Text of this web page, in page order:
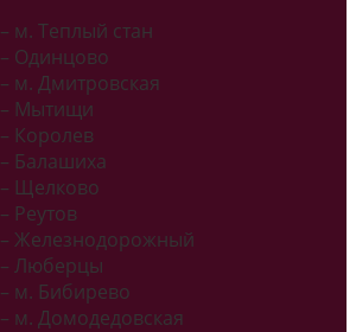
– м. Теплый стан
– Одинцово
– м. Дмитровская
– Мытищи
– Королев
– Балашиха
– Щелково
– Реутов
– Железнодорожный
– Люберцы
– м. Бибирево
– м. Домодедовская